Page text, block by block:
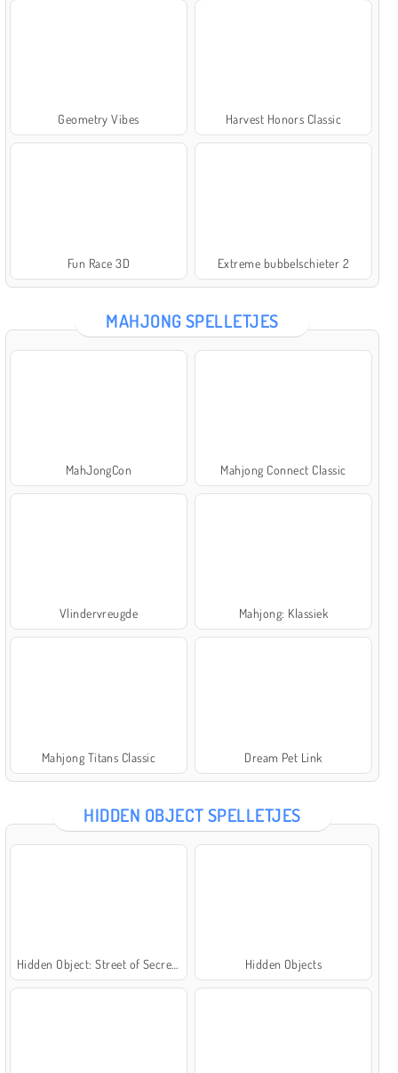
Geometry Vibes Harvest Honors Classic
Fun Race 3D Extreme bubbelschieter 2
MAHJONG SPELLETJES
MahJongCon Mahjong Connect Classic
Vlindervreugde Mahjong: Klassiek
Mahjong Titans Classic Dream Pet Link
HIDDEN OBJECT SPELLETJES
Hidden Objects